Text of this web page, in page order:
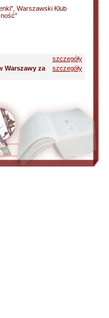
Warszawski Klub
szczegóły
Warszawy za
szczegóły